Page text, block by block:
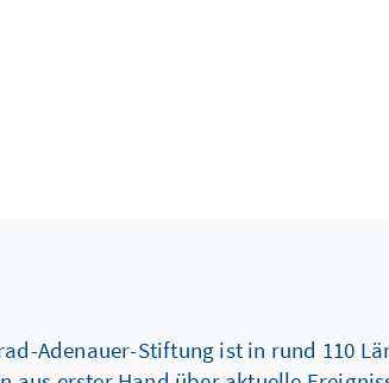
Adenauer-Stiftung ist in rund 110